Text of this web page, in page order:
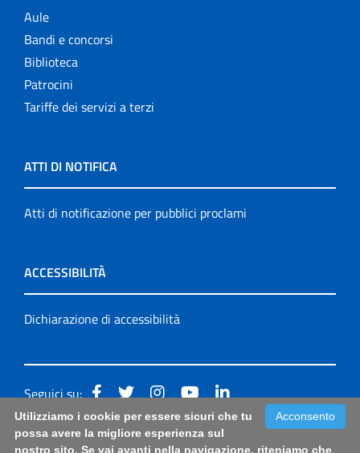
Aule
Bandi e concorsi
Biblioteca
Patrocini
Tariffe dei servizi a terzi
ATTI DI NOTIFICA
Atti di notificazione per pubblici proclami
ACCESSIBILITÀ
Dichiarazione di accessibilità
Seguici su:
Accessibilità: form di segnalazione di prima istanza per
Acconsento
Utilizziamo i cookie per essere sicuri che tu
possa avere la migliore esperienza sul
nostro sito. Se vai avanti nella navigazione, riteniamo che